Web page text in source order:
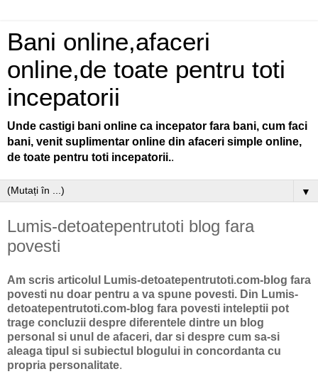
Bani online,afaceri
online,de toate pentru toti
incepatorii
Unde castigi bani online ca incepator fara bani, cum faci
bani, venit suplimentar online din afaceri simple online,
de toate pentru toti incepatorii..
▼
Lumis-detoatepentrutoti blog fara
povesti
Am scris articolul Lumis-detoatepentrutoti.com-blog fara
povesti nu doar pentru a va spune povesti. Din Lumis-
detoatepentrutoti.com-blog fara povesti inteleptii pot
trage concluzii despre diferentele dintre un blog
personal si unul de afaceri, dar si despre cum sa-si
aleaga tipul si subiectul blogului in concordanta cu
propria personalitate.